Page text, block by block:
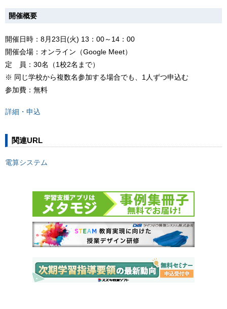
開催概要
開催日時：8月23日(火) 13：00～14：00
開催会場：オンライン（Google Meet）
定 員：30名（1校2名まで）
※ 同じ学校から複数名参加する場合でも、1人ずつ申込む
参加費：無料
詳細・申込
関連URL
電算システム